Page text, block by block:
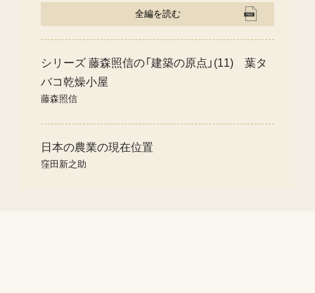
全編を読む
シリーズ 藤森照信の「建築の原点」(11) 葉タ
バコ乾燥小屋
藤森照信
日本の農業の現在位置
窪田新之助